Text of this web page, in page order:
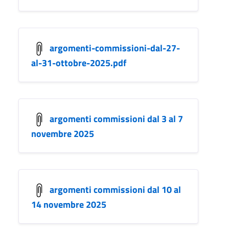
argomenti-commissioni-dal-27-
al-31-ottobre-2025.pdf
argomenti commissioni dal 3 al 7
novembre 2025
argomenti commissioni dal 10 al
14 novembre 2025